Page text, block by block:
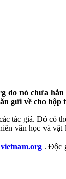
nó chưa
gửi về cho
tác giả. Đó có
văn học và
. Độc